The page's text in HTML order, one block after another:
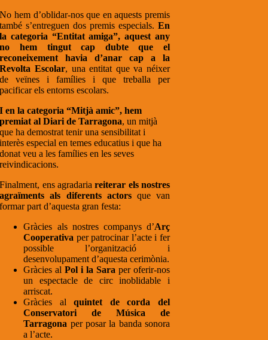
No hem d’oblidar-nos que en aquests premis
també s’entreguen dos premis especials. En
la categoria “Entitat amiga”, aquest any
no hem tingut cap dubte que el
reconeixement havia d’anar cap a la
Revolta Escolar, una entitat que va néixer
de veïnes i famílies i que treballa per
pacificar els entorns escolars.
I en la categoria “Mitjà amic”, hem
premiat al Diari de Tarragona, un mitjà
que ha demostrat tenir una sensibilitat i
interès especial en temes educatius i que ha
donat veu a les famílies en les seves
reivindicacions.
Finalment, ens agradariareiterar els nostres
agraïments als diferents actorsque van
formar part d’aquesta gran festa:
Gràcies als nostres companys d’Arç
Cooperativa per patrocinar l’acte i fer
possible l’organització i
desenvolupament d’aquesta cerimònia.
Gràcies alPol i la Sara per oferir-nos
un espectacle de circ inoblidable i
arriscat.
Gràcies alquintet de corda del
Conservatori de Música de
Tarragona per posar la banda sonora
a l’acte.